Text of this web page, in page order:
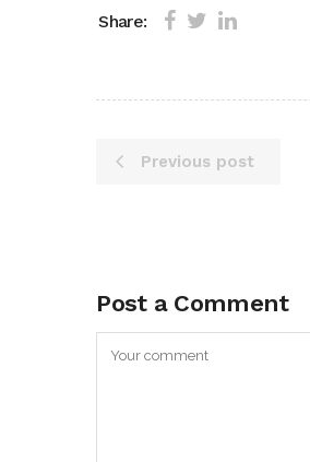
Share:
Previous post
Post a Comment